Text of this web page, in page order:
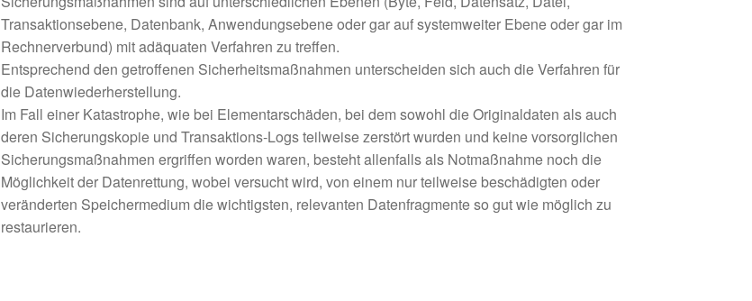
Transaktionsebene, Datenbank, Anwendungsebene oder gar auf systemweiter Ebene oder gar im
Rechnerverbund) mit adäquaten Verfahren zu treffen.
Entsprechend den getroffenen Sicherheitsmaßnahmen unterscheiden sich auch die Verfahren für
die Datenwiederherstellung.
Im Fall einer Katastrophe, wie bei Elementarschäden, bei dem sowohl die Originaldaten als auch
deren Sicherungskopie und Transaktions-Logs teilweise zerstört wurden und keine vorsorglichen
Sicherungsmaßnahmen ergriffen worden waren, besteht allenfalls als Notmaßnahme noch die
Möglichkeit der Datenrettung, wobei versucht wird, von einem nur teilweise beschädigten oder
veränderten Speichermedium die wichtigsten, relevanten Datenfragmente so gut wie möglich zu
restaurieren.